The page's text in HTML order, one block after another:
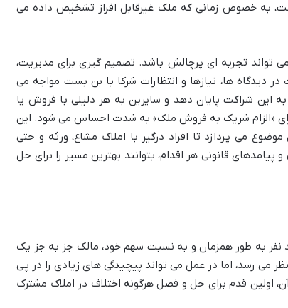
به خصوص زمانی که ملک غیرقابل افراز تشخیص داده می
تواند تجربه ای پرچالش باشد. تصمیم گیری برای مدیریت،
دیدگاه ها، نیازها و انتظارات شرکا با بن بست مواجه می
این شراکت پایان دهد و سایرین به هر دلیلی با فروش یا
برای «الزام شریک به فروش ملک» به شدت احساس می شود. این
می پردازد تا افراد درگیر با املاک مشاع، ورثه و حتی
پیامدهای قانونی هر اقدام، بتوانند بهترین مسیر را برای حل
نفر به طور همزمان و به نسبت سهم خود، مالک جز به جز یک
رسد، اما در عمل می تواند پیچیدگی های زیادی را در پی
اولین قدم برای حل و فصل هرگونه اختلاف در املاک مشترک